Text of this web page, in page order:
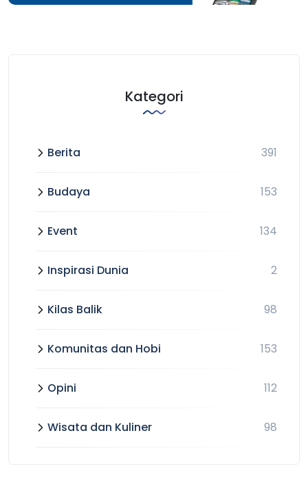
Kategori
Berita 391
Budaya 153
Event 134
Inspirasi Dunia 2
Kilas Balik 98
Komunitas dan Hobi 153
Opini 112
Wisata dan Kuliner 98